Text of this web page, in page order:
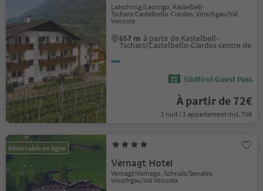
Latschinig/Lacinigo, Kastelbell-
Tschars/Castelbello-Ciardes, Vinschgau/Val
Venosta
657 m à partir de Kastelbell-
Tschars/Castelbello-Ciardes centre de
Südtirol Guest Pass
À partir de 72€
1 nuit / 1 appartement incl. TVA
Réservable en ligne
Vernagt Hotel
Vernagt/Vernago, Schnals/Senales,
Vinschgau/Val Venosta